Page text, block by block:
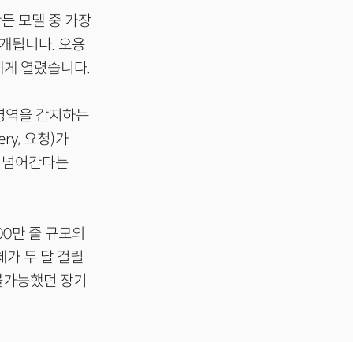
모델 중 가장
됩니다. 오용
열렸습니다.
역을 감지하는
요청)가
어간다는
만 줄 규모의
두 달 걸릴
능했던 장기